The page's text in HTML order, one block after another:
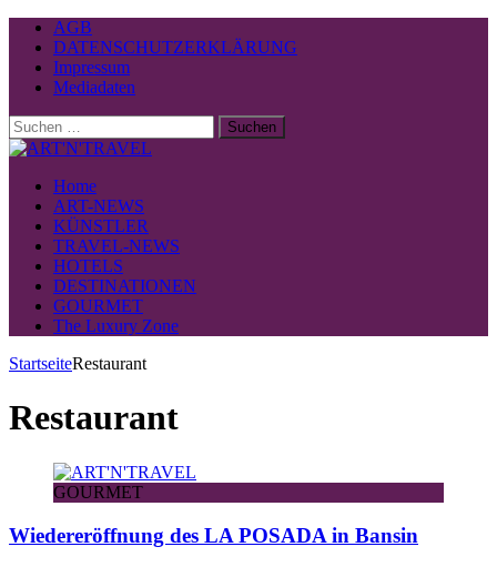
AGB
DATENSCHUTZERKLÄRUNG
Impressum
Mediadaten
Suchen
nach:
Home
ART-NEWS
KÜNSTLER
TRAVEL-NEWS
HOTELS
DESTINATIONEN
GOURMET
The Luxury Zone
StartseiteRestaurant
Restaurant
GOURMET
Wiedereröffnung des LA POSADA in Bansin